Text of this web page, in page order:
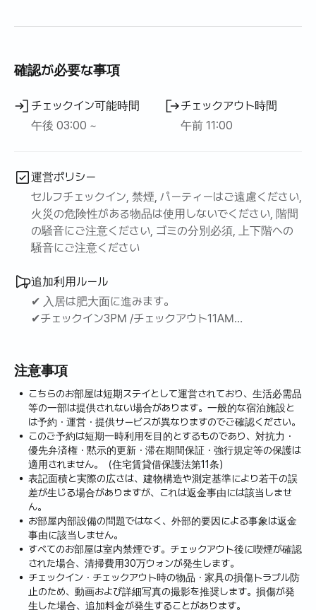
🔹ロボット掃除機、トロム洗濯機、洗濯乾燥機
🔸家具の配置（ex折りたたみテーブル、ソファベッド）は
自由にご使用ください。
生した場合、デポジットから差し引かれて払い戻されま
す。
確認が必要な事項
チェックイン可能時間
チェックアウト時間
午前 11:00
運営ポリシー
セルフチェックイン, 禁煙, パーティーはご遠慮ください,
火災の危険性がある物品は使用しないでください, 階間
の騒音にご注意ください, ゴミの分別必須, 上下階への
騒音にご注意ください
追加利用ルール
✔ 入居は肥大面に進みます。
✔チェックイン3PM /チェックアウト11AM
🚫喫煙（電子タバコを含む）不可
（違反時保証金返還不可＋特別清掃請求）
🚫室内パーティー不可/階間騒音にご注意お願いしま
す。
🚫転入申告不可
❗寝具類や使い捨て品（歯ブラシ、歯磨き粉、タオルな
ど個人衛生用品）は、短期賃貸特性上は提供されませ
ん。
❗分離回収及び食品ごみ処理常時可能
🍀静かなアパートだけで苦情が発生しないように配慮し
てください🍀
注意事項
こちらのお部屋は短期ステイとして運営されており、生活必需品
等の一部は提供されない場合があります。一般的な宿泊施設と
は予約・運営・提供サービスが異なりますのでご確認ください。
このご予約は短期一時利用を目的とするものであり、対抗力・
優先弁済権・黙示的更新・滞在期間保証・強行規定等の保護は
適用されません。（住宅賃貸借保護法第11条）
表記面積と実際の広さは、建物構造や測定基準により若干の誤
差が生じる場合がありますが、これは返金事由には該当しませ
ん。
お部屋内部設備の問題ではなく、外部的要因による事象は返金
事由に該当しません。
すべてのお部屋は室内禁煙です。チェックアウト後に喫煙が確認
された場合、清掃費用30万ウォンが発生します。
チェックイン・チェックアウト時の物品・家具の損傷トラブル防
止のため、動画および詳細写真の撮影を推奨します。損傷が発
生した場合、追加料金が発生することがあります。